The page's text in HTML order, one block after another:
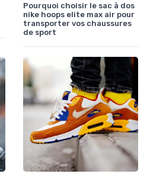
Pourquoi choisir le sac à dos
nike hoops elite max air pour
transporter vos chaussures
de sport